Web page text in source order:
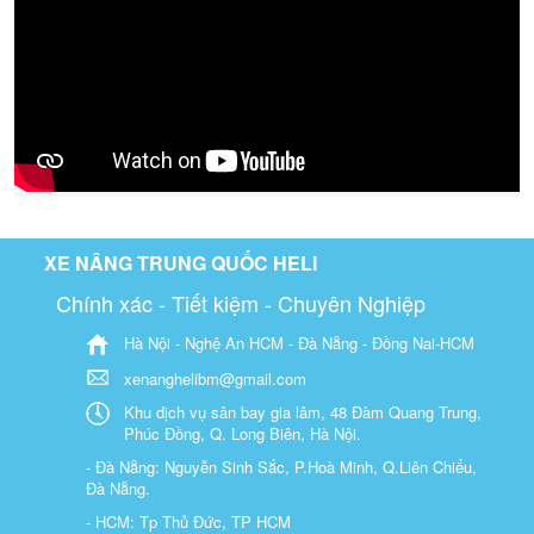
XE NÂNG TRUNG QUỐC HELI
Chính xác - Tiết kiệm - Chuyên Nghiệp
Hà Nội - Nghệ An HCM - Đà Nẵng - Đồng Nai-HCM
xenanghelibm@gmail.com
Khu dịch vụ sân bay gia lâm, 48 Đàm Quang Trung,
Phúc Đồng, Q. Long Biên, Hà Nội.
- Đà Nẵng: Nguyễn Sinh Sắc, P.Hoà Minh, Q.Liên Chiểu,
Đà Nẵng.
- HCM: Tp Thủ Đức, TP HCM